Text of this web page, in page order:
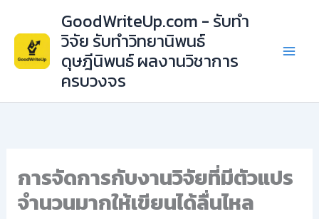
content
GoodWriteUp.com - รับทำ
วิจัย รับทำวิทยานิพนธ์
ดุษฎีนิพนธ์ ผลงานวิชาการ
ครบวงจร
การจัดการกับงานวิจัยที่มีตัวแปร
จำนวนมากให้เขียนได้ลื่นไหล